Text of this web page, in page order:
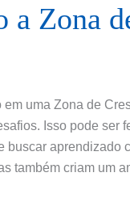
a Zona
uma Zona de
Isso pode ser
buscar aprendizado
também criam um